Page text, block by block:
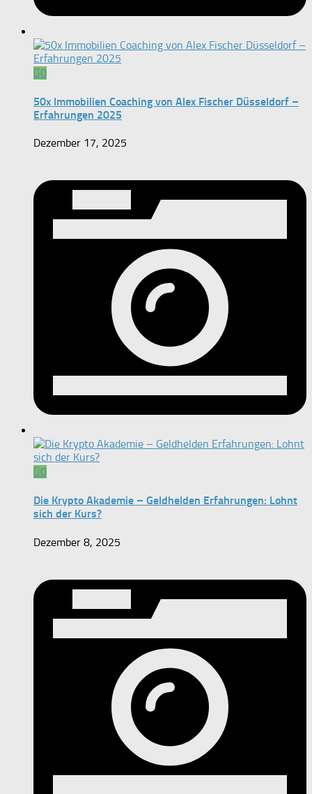
0
50x Immobilien Coaching von Alex Fischer Düsseldorf –
Erfahrungen 2025
Dezember 17, 2025
0
Die Krypto Akademie – Geldhelden Erfahrungen: Lohnt
sich der Kurs?
Dezember 8, 2025